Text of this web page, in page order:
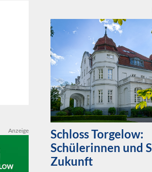
Anzeige
Schloss Torgelow:
Schülerinnen und
Zukunft